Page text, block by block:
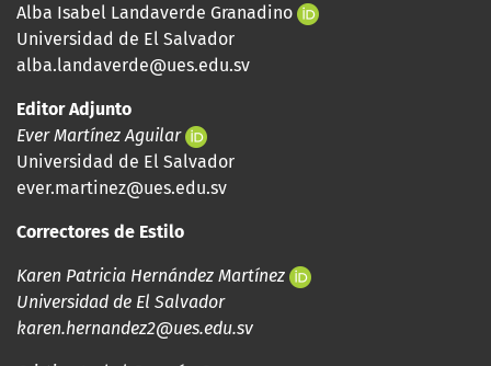
Alba Isabel Landaverde Granadino
Universidad de El Salvador
alba.landaverde@ues.edu.sv
Editor Adjunto
Ever Martínez Aguilar
Universidad de El Salvador
ever.martinez@ues.edu.sv
Correctores de Estilo
Karen Patricia Hernández Martínez
Universidad de El Salvador
karen.hernandez2@ues.edu.sv